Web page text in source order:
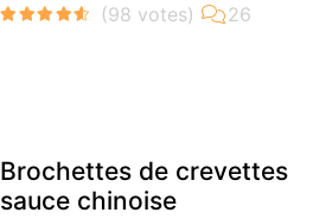
Brochettes de crevettes
sauce chinoise